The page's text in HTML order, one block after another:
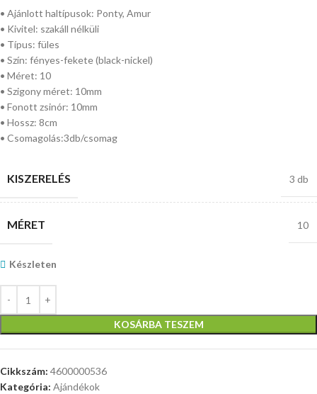
• Ajánlott haltípusok: Ponty, Amur
• Kivitel: szakáll nélküli
• Típus: füles
• Szín: fényes-fekete (black-nickel)
• Méret: 10
• Szigony méret: 10mm
• Fonott zsinór: 10mm
• Hossz: 8cm
• Csomagolás:3db/csomag
KISZERELÉS 3 db
MÉRET 10
Készleten
KOSÁRBA TESZEM
Cikkszám: 4600000536
Kategória: Ajándékok